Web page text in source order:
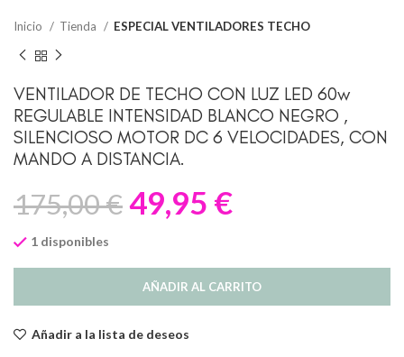
Inicio Tienda ESPECIAL VENTILADORES TECHO
VENTILADOR DE TECHO CON LUZ LED 60w
REGULABLE INTENSIDAD BLANCO NEGRO ,
SILENCIOSO MOTOR DC 6 VELOCIDADES, CON
MANDO A DISTANCIA.
175,00€49,95 €
1 disponibles
AÑADIR AL CARRITO
Añadir a la lista de deseos